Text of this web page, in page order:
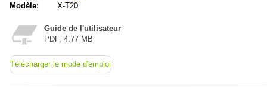
Modèle:
X-T20
Guide de l'utilisateur
PDF, 4.77 MB
Télécharger le mode d'emploi